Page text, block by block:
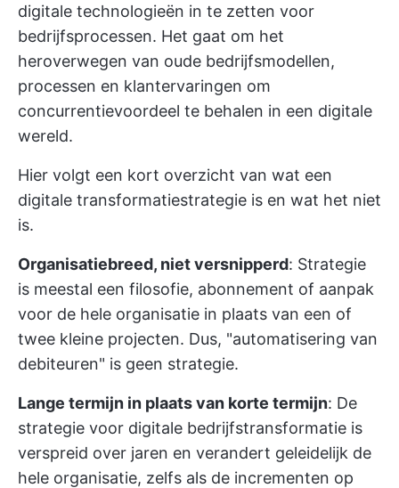
digitale technologieën in te zetten voor
bedrijfsprocessen. Het gaat om het
heroverwegen van oude bedrijfsmodellen,
processen en klantervaringen om
concurrentievoordeel te behalen in een digitale
wereld.
Hier volgt een kort overzicht van wat een
digitale transformatiestrategie is en wat het niet
is.
Organisatiebreed, niet versnipperd: Strategie
is meestal een filosofie, abonnement of aanpak
voor de hele organisatie in plaats van een of
twee kleine projecten. Dus, "automatisering van
debiteuren" is geen strategie.
Lange termijn in plaats van korte termijn: De
strategie voor digitale bedrijfstransformatie is
verspreid over jaren en verandert geleidelijk de
hele organisatie, zelfs als de incrementen op